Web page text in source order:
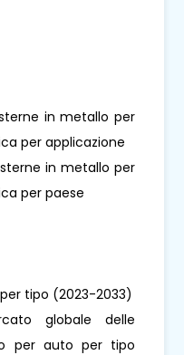
in metallo per
per applicazione
in metallo per
per paese
tipo (2023-2033)
globale delle
per auto per tipo